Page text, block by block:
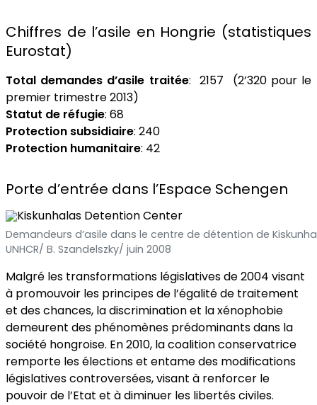
Chiffres de l’asile en Hongrie (statistiques
Eurostat)
Total demandes d’asile traitée: 2157 (2’320 pour le
premier trimestre 2013)
Statut de réfugie: 68
Protection subsidiaire: 240
Protection humanitaire: 42
Porte d’entrée dans l’Espace Schengen
Demandeurs d’asile dans le centre de détention de
UNHCR/ B. Szandelszky/ juin 2008
Malgré les transformations législatives de 2004 visant
à promouvoir les principes de l’égalité de traitement
et des chances, la discrimination et la xénophobie
demeurent des phénomènes prédominants dans la
société hongroise. En 2010, la coalition conservatrice
remporte les élections et entame des modifications
législatives controversées, visant à renforcer le
pouvoir de l’Etat et à diminuer les libertés civiles.